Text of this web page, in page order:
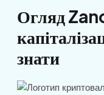
Огляд
знати